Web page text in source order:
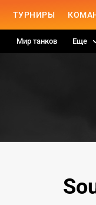
ТУРНИРЫ
Мир танков Еще